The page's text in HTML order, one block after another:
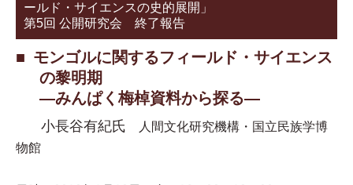
ールド・サイエンスの史的展開」
第5回 公開研究会 終了報告
モンゴルに関するフィールド・サイエンス
の黎明期
—みんぱく梅棹資料から探る—
小長谷有紀氏 人間文化研究機構・国立民族学博
物館